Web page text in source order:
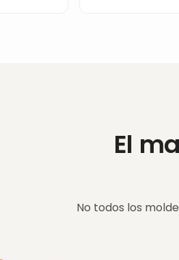
El
No todos los